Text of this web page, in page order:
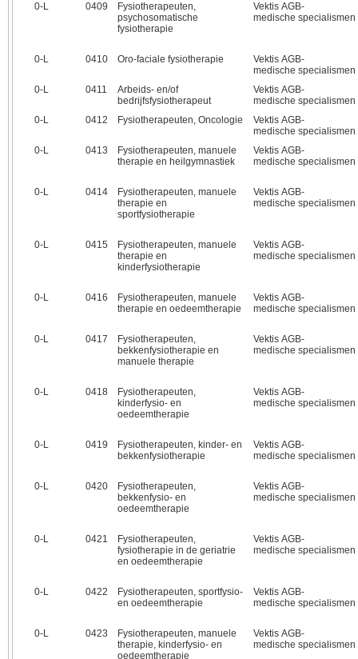
0‑L 0409
Fysiotherapeuten,
psychosomatische
fysiotherapie
Vektis AGB-
medische specialismen
0‑L 0410 Oro-faciale fysiotherapie
Vektis AGB-
medische specialismen
0‑L
0411
Arbeids- en/of
bedrijfsfysiotherapeut
Vektis AGB-
medische specialismen
0‑L
0412 Fysiotherapeuten, Oncologie
Vektis AGB-
medische specialismen
0‑L
0413
Fysiotherapeuten, manuele
therapie en heilgymnastiek
Vektis AGB-
medische specialismen
0‑L 0414
Fysiotherapeuten, manuele
therapie en
sportfysiotherapie
Vektis AGB-
medische specialismen
0‑L 0415
Fysiotherapeuten, manuele
therapie en
kinderfysiotherapie
Vektis AGB-
medische specialismen
0‑L 0416
Fysiotherapeuten, manuele
therapie en oedeemtherapie
Vektis AGB-
medische specialismen
0‑L 0417
Fysiotherapeuten,
bekkenfysiotherapie en
manuele therapie
Vektis AGB-
medische specialismen
0‑L 0418
Fysiotherapeuten,
kinderfysio- en
oedeemtherapie
Vektis AGB-
medische specialismen
0‑L 0419
Fysiotherapeuten, kinder- en
bekkenfysiotherapie
Vektis AGB-
medische specialismen
0‑L 0420
Fysiotherapeuten,
bekkenfysio- en
oedeemtherapie
Vektis AGB-
medische specialismen
0‑L 0421
Fysiotherapeuten,
fysiotherapie in de geriatrie
en oedeemtherapie
Vektis AGB-
medische specialismen
0‑L 0422
Fysiotherapeuten, sportfysio-
en oedeemtherapie
Vektis AGB-
medische specialismen
0‑L 0423
Fysiotherapeuten, manuele
therapie, kinderfysio- en
oedeemtherapie
Vektis AGB-
medische specialismen